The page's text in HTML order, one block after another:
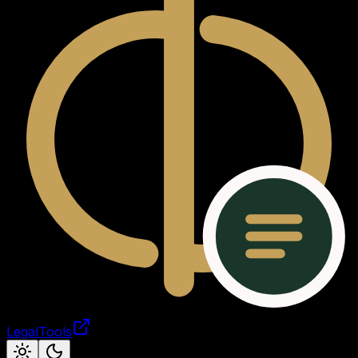
LegalTools